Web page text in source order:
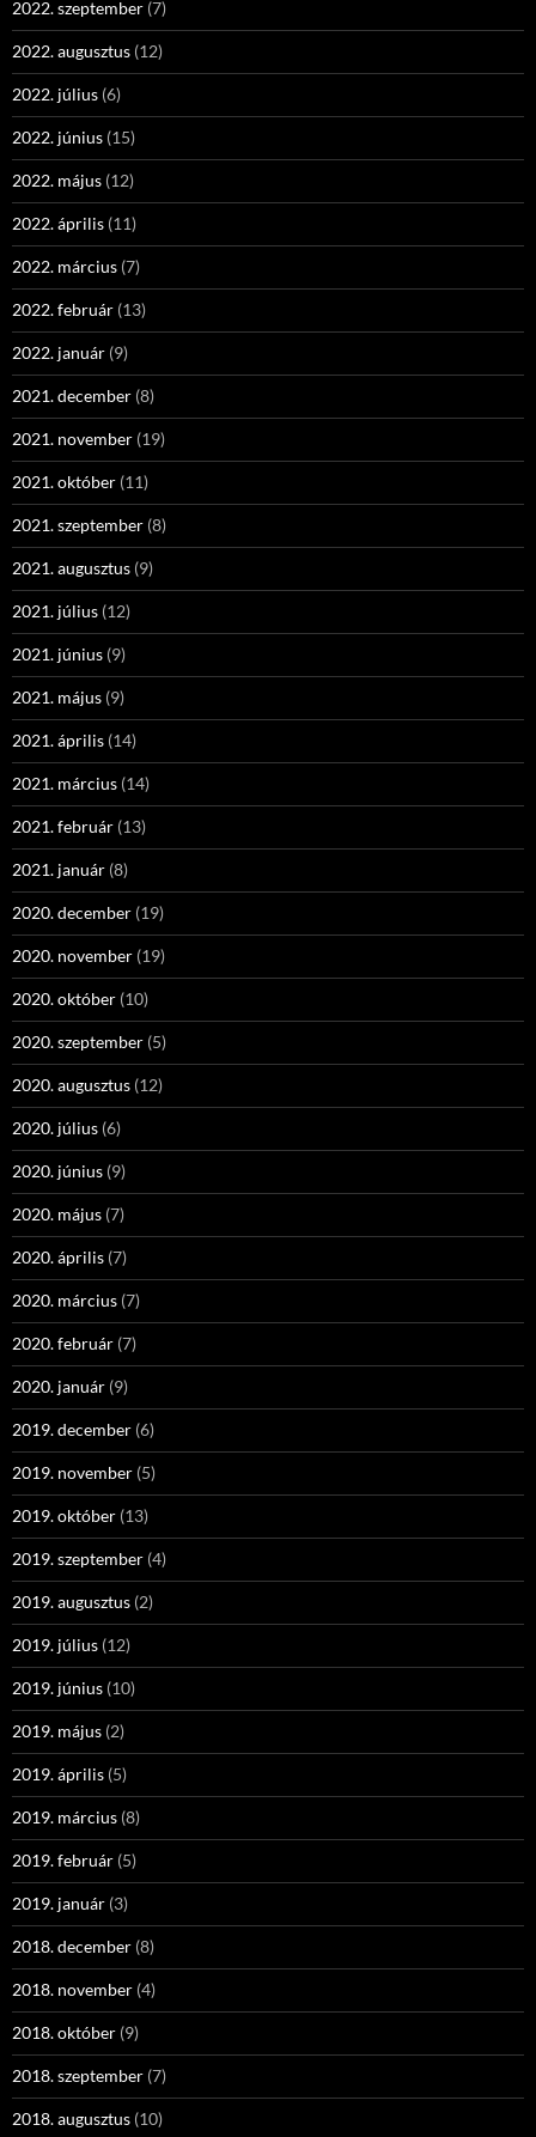
2022. szeptember (7)
2022. augusztus (12)
2022. július (6)
2022. június (15)
2022. május (12)
2022. április (11)
2022. március (7)
2022. február (13)
2022. január (9)
2021. december (8)
2021. november (19)
2021. október (11)
2021. szeptember (8)
2021. augusztus (9)
2021. július (12)
2021. június (9)
2021. május (9)
2021. április (14)
2021. március (14)
2021. február (13)
2021. január (8)
2020. december (19)
2020. november (19)
2020. október (10)
2020. szeptember (5)
2020. augusztus (12)
2020. július (6)
2020. június (9)
2020. május (7)
2020. április (7)
2020. március (7)
2020. február (7)
2020. január (9)
2019. december (6)
2019. november (5)
2019. október (13)
2019. szeptember (4)
2019. augusztus (2)
2019. július (12)
2019. június (10)
2019. május (2)
2019. április (5)
2019. március (8)
2019. február (5)
2019. január (3)
2018. december (8)
2018. november (4)
2018. október (9)
2018. szeptember (7)
2018. augusztus (10)